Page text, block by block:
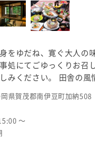
をゆだね、寛ぐ大人の
処にてごゆっくりお召
みください。 田舎の風
県賀茂郡南伊豆町加納508
～